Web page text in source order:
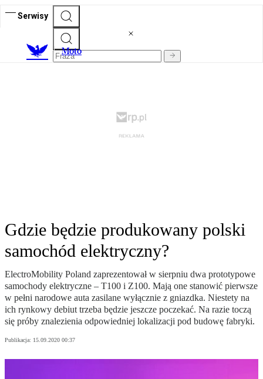
Serwisy
Moto
Gdzie będzie produkowany polski
samochód elektryczny?
ElectroMobility Poland zaprezentował w sierpniu dwa prototypowe
samochody elektryczne – T100 i Z100. Mają one stanowić pierwsze
w pełni narodowe auta zasilane wyłącznie z gniazdka. Niestety na
ich rynkowy debiut trzeba będzie jeszcze poczekać. Na razie toczą
się próby znalezienia odpowiedniej lokalizacji pod budowę fabryki.
Publikacja: 15.09.2020 00:37